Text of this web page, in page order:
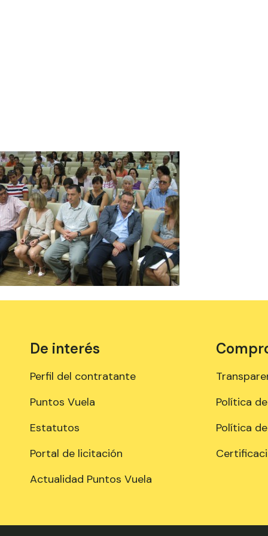
De interés
Perfil del contratante
Puntos Vuela
Estatutos
Portal de licitación
Actualidad Puntos Vuela
Política
Política